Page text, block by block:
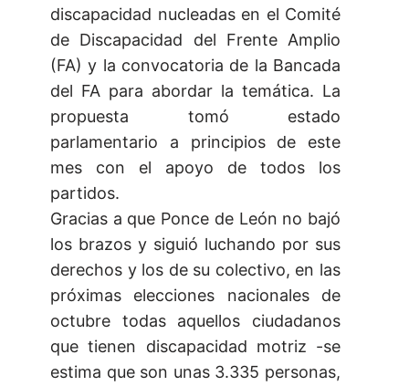
discapacidad nucleadas en el Comité
de Discapacidad del Frente Amplio
(FA) y la convocatoria de la Bancada
del FA para abordar la temática. La
propuesta tomó estado
parlamentario a principios de este
mes con el apoyo de todos los
partidos.
Gracias a que Ponce de León no bajó
los brazos y siguió luchando por sus
derechos y los de su colectivo, en las
próximas elecciones nacionales de
octubre todas aquellos ciudadanos
que tienen discapacidad motriz -se
estima que son unas 3.335 personas,